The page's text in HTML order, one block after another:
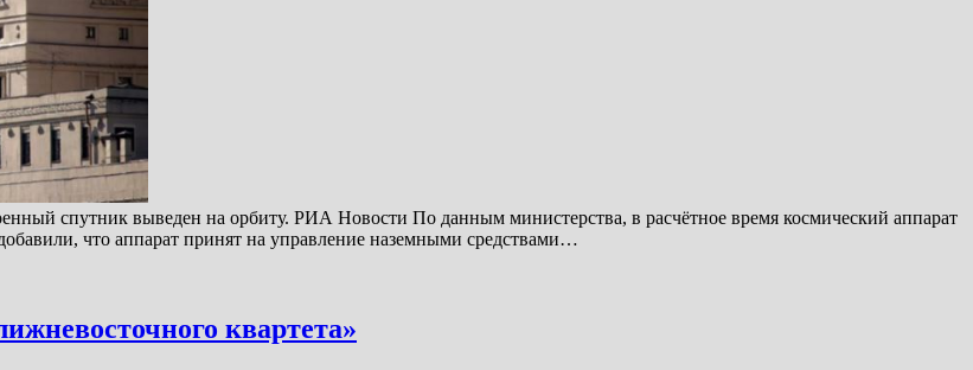
спутник выведен на орбиту. РИА Новости По данным министерства, в расчётное время космический аппарат
что аппарат принят на управление наземными средствами…
квартета»